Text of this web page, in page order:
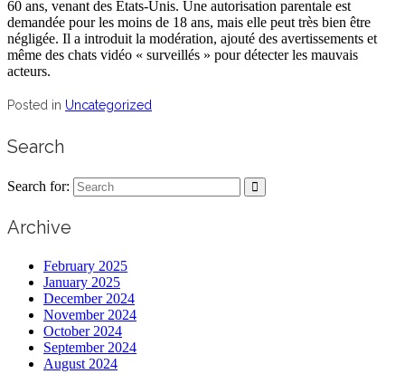
60 ans, venant des États-Unis. Une autorisation parentale est
demandée pour les moins de 18 ans, mais elle peut très bien être
négligée. Il a introduit la modération, ajouté des avertissements et
même des chats vidéo « surveillés » pour détecter les mauvais
acteurs.
Posted in Uncategorized
Search
Search for:
Archive
February 2025
January 2025
December 2024
November 2024
October 2024
September 2024
August 2024